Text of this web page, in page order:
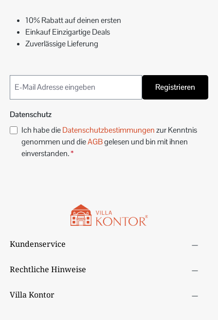
10% Rabatt auf deinen ersten
Einkauf Einzigartige Deals
Zuverlässige Lieferung
Registrieren
Datenschutz
Ich habe dieDatenschutzbestimmungenzur Kenntnis
genommen und dieAGBgelesen und bin mit ihnen
einverstanden.*
Kundenservice
Rechtliche Hinweise
Villa Kontor